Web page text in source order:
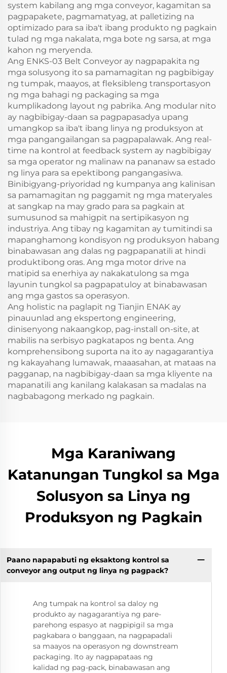
system kabilang ang mga conveyor, kagamitan sa
pagpapakete, pagmamatyag, at palletizing na
optimizado para sa iba't ibang produkto ng pagkain
tulad ng mga nakalata, mga bote ng sarsa, at mga
kahon ng meryenda.
Ang ENKS-03 Belt Conveyor ay nagpapakita ng
mga solusyong ito sa pamamagitan ng pagbibigay
ng tumpak, maayos, at fleksibleng transportasyon
ng mga bahagi ng packaging sa mga
kumplikadong layout ng pabrika. Ang modular nito
ay nagbibigay-daan sa pagpapasadya upang
umangkop sa iba't ibang linya ng produksyon at
mga pangangailangan sa pagpapalawak. Ang real-
time na kontrol at feedback system ay nagbibigay
sa mga operator ng malinaw na pananaw sa estado
ng linya para sa epektibong pangangasiwa.
Binibigyang-priyoridad ng kumpanya ang kalinisan
sa pamamagitan ng paggamit ng mga materyales
at sangkap na may grado para sa pagkain at
sumusunod sa mahigpit na sertipikasyon ng
industriya. Ang tibay ng kagamitan ay tumitindi sa
mapanghamong kondisyon ng produksyon habang
binabawasan ang dalas ng pagpapanatili at hindi
produktibong oras. Ang mga motor drive na
matipid sa enerhiya ay nakakatulong sa mga
layunin tungkol sa pagpapatuloy at binabawasan
ang mga gastos sa operasyon.
Ang holistic na paglapit ng Tianjin ENAK ay
pinauunlad ang ekspertong engineering,
dinisenyong nakaangkop, pag-install on-site, at
mabilis na serbisyo pagkatapos ng benta. Ang
komprehensibong suporta na ito ay nagagarantiya
ng kakayahang lumawak, maaasahan, at mataas na
pagganap, na nagbibigay-daan sa mga kliyente na
mapanatili ang kanilang kalakasan sa madalas na
nagbabagong merkado ng pagkain.
Mga Karaniwang
Katanungan Tungkol sa Mga
Solusyon sa Linya ng
Produksyon ng Pagkain
Paano napapabuti ng eksaktong kontrol sa
conveyor ang output ng linya ng pagpack?
Ang tumpak na kontrol sa daloy ng
produkto ay nagagarantiya ng pare-
parehong espasyo at nagpipigil sa mga
pagkabara o banggaan, na nagpapadali
sa maayos na operasyon ng downstream
packaging. Ito ay nagpapataas ng
kalidad ng pag-pack, binabawasan ang